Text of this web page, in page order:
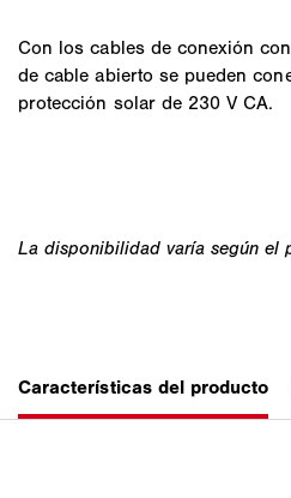
Con los cables de conexión
de cable abierto se pueden
protección solar de 230 V CA.